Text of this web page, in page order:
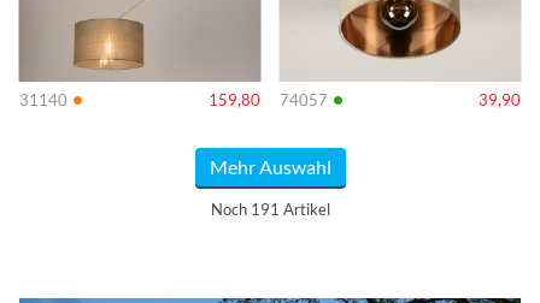
31140 • 159,80 74057 • 39,90
Mehr Auswahl
Noch 191 Artikel